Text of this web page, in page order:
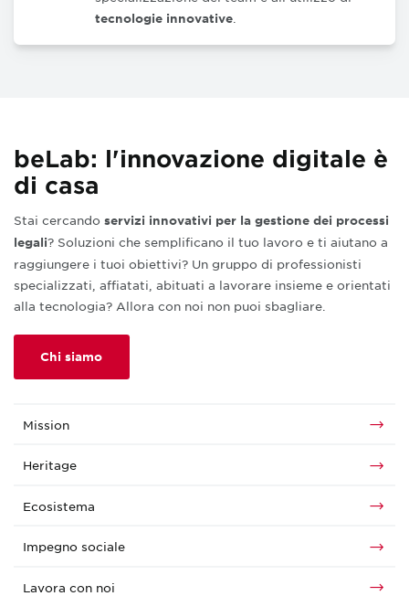
tecnologie innovative.
beLab: l'innovazione digitale è
di casa
Stai cercando servizi innovativi per la gestione dei processi
legali? Soluzioni che semplificano il tuo lavoro e ti aiutano a
raggiungere i tuoi obiettivi? Un gruppo di professionisti
specializzati, affiatati, abituati a lavorare insieme e orientati
alla tecnologia? Allora con noi non puoi sbagliare.
Chi siamo
Mission
Heritage
Ecosistema
Impegno sociale
Lavora con noi